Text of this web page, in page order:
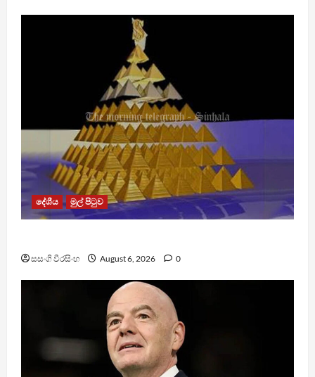
දේශීය මුල් පිටුව
සසංගි වීරසිංහ August 6, 2026 0